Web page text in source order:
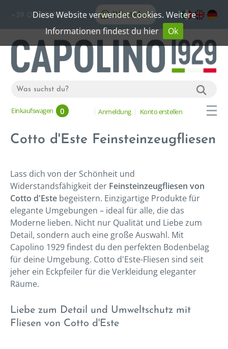
Diese Website verwendet Cookies. Weitere
Informationen findest du hier
Ok
+39 06 20192773 WhatsApp
Einkaufswagen 0 Anmeldung Konto erstellen
Cotto d'Este Feinsteinzeugfliesen
Lass dich von der Schönheit und
Widerstandsfähigkeit der Feinsteinzeugfliesen von
Cotto d'Este begeistern. Einzigartige Produkte für
elegante Umgebungen – ideal für alle, die das
Moderne lieben. Nicht nur Qualität und Liebe zum
Detail, sondern auch eine große Auswahl. Mit
Capolino 1929 findest du den perfekten Bodenbelag
für deine Umgebung. Cotto d'Este-Fliesen sind seit
jeher ein Eckpfeiler für die Verkleidung eleganter
Räume.
Liebe zum Detail und Umweltschutz mit
Fliesen von Cotto d'Este